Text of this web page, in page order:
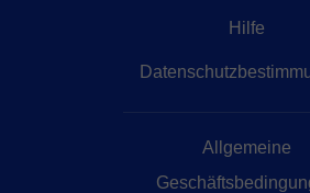
Hilfe
Allgemeine